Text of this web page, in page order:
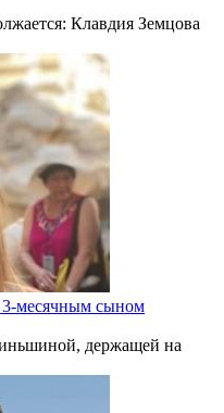
Клавдия Земцова
3-месячным сыном
держащей на